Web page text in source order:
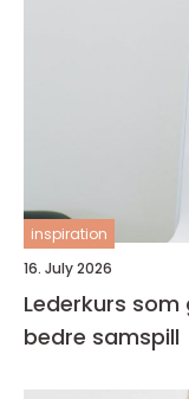
inspiration
16. July 2026
Lederkurs
bedre samspill